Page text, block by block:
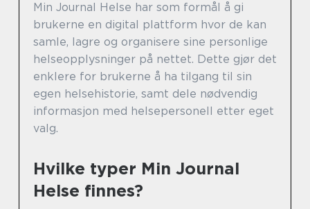
Min Journal Helse har som formål å gi
brukerne en digital plattform hvor de kan
samle, lagre og organisere sine personlige
helseopplysninger på nettet. Dette gjør det
enklere for brukerne å ha tilgang til sin
egen helsehistorie, samt dele nødvendig
informasjon med helsepersonell etter eget
valg.
Hvilke typer Min Journal
Helse finnes?